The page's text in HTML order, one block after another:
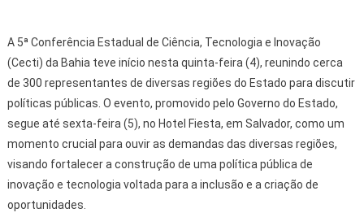
A 5ª Conferência Estadual de Ciência, Tecnologia e Inovação
(Cecti) da Bahia teve início nesta quinta-feira (4), reunindo cerca
de 300 representantes de diversas regiões do Estado para discutir
políticas públicas. O evento, promovido pelo Governo do Estado,
segue até sexta-feira (5), no Hotel Fiesta, em Salvador, como um
momento crucial para ouvir as demandas das diversas regiões,
visando fortalecer a construção de uma política pública de
inovação e tecnologia voltada para a inclusão e a criação de
oportunidades.